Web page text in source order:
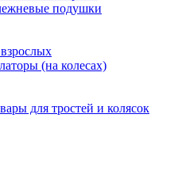
подушки
(на колесах)
для тростей и колясок